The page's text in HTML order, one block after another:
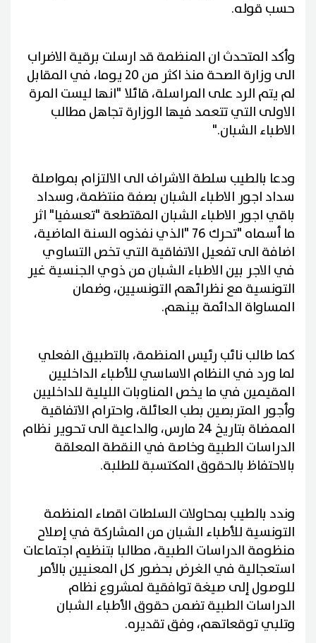
حسب قوله.
وأكد المتحدث ان المنظمة قد ارسلت برقية الاضراب
الى وزارة الصحة منذ اكثر من 20 يوما، في المقابل
لم يتم الرد على المراسلة، قائلا "انها ليست المرة
الاولى التي تتعمد فيها الوزارة تجاهل مطالب
الاطباء الشبان".
ودعا بالطيب سلطة الاشراف الى الالتزام بمواصلة
سداد اجور الاطباء الشبان بصفة منتظمة، وسداد
باقي اجور الاطباء الشبان المقتطعة "تعسفيا" اثر
ما أسماه "تحرك 76
"الذي نفذوه السنة الماضية،
اضافة الى تفعيل الاتفاقية التي تخص التساوي
في الاجر بين الاطباء الشبان من ذوي الجنسية غير
التونسية مع نظرائهم التونسيين، وضمان
المساواة الدائمة بينهم.
كما طالب نائب رئيس المنظمة، بالتطبيق الفعلي
لما ورد في النظام الاساسي للأطباء الداخليين
المقيمين في ما يخص المناوبات الليلية للداخليين
وأجور المتربصين بطب العائلة، واحترام الاتفاقية
الممضاة بتاريخ 24 مارس، والداعية الى تحوير نظام
الدراسات الطبية وخاصة في النقطة المعلقة
بالاحتفاظ بالحقوق المكتسبة للطلبة.
وندد بالطيب بمحاولات السلطات اقصاء المنظمة
التونسية للأطباء الشبان من المشاركة في إصلاح
منظومة الدراسات الطبية، مطالبا بتنظيم اجتماعات
استعجالية في الغرض بحضور كل المعنيين بالأمر
للوصول إلى صيغة توافقية لمشروع نظام
الدراسات الطبية تضمن حقوق الأطباء الشبان
وتلبي توقعاتهم، وفق تقديره.